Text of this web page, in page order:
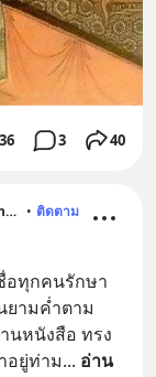
3 40
No.1 lifestyle blog that explore new trend and history • ติดตาม
อทุกคนรักษา
ยามค่ำตาม
นหนังสือ ทรง
อยู่ท่าม... อ่าน